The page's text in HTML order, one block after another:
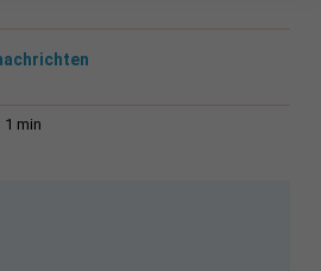
1 min